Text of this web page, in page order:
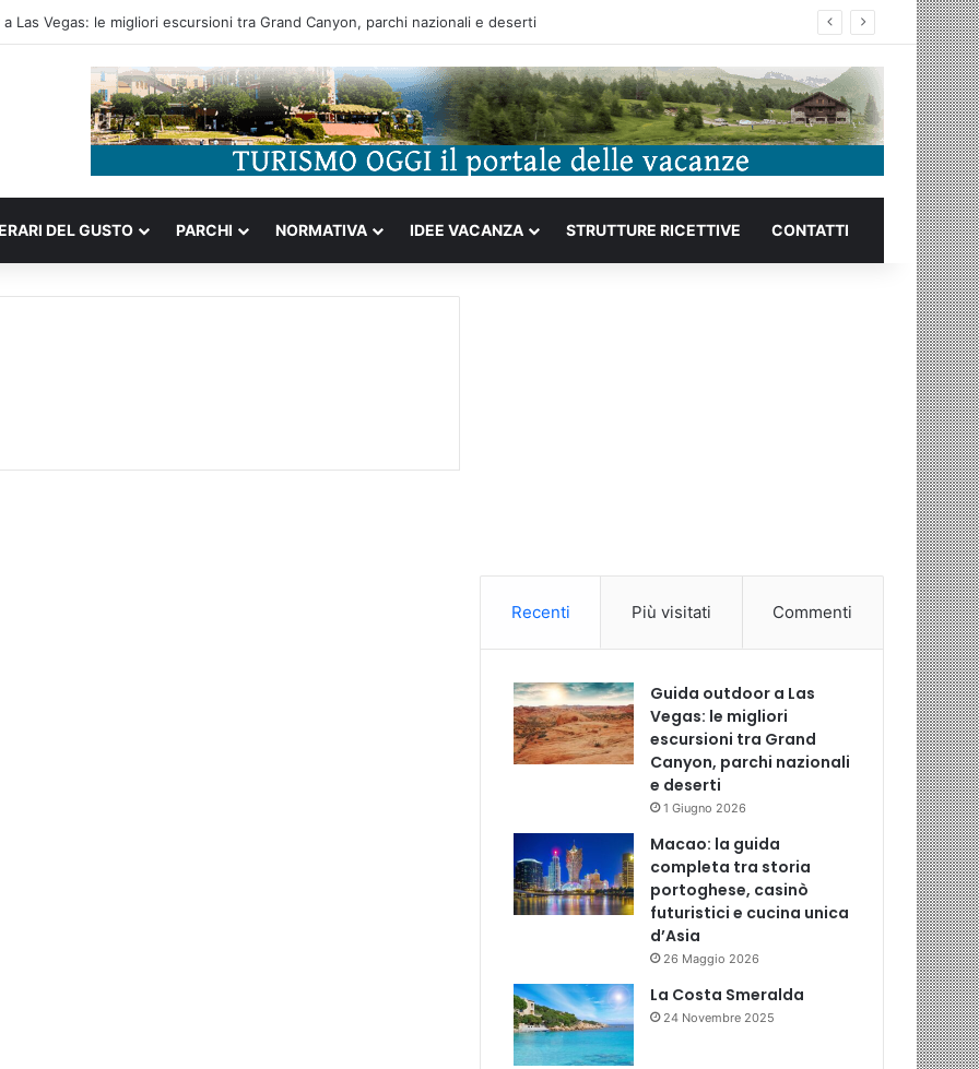
completa tra storia portoghese, casinò futuristici e cucina unica d’Asia
DEL GUSTO PARCHI NORMATIVA IDEE VACANZA STRUTTURE RICETTIVE CONTATTI
Recenti Più visitati Commenti
Guida outdoor a Las
Vegas: le migliori
escursioni tra Grand
Canyon, parchi nazionali
e deserti
1 Giugno 2026
Macao: la guida
completa tra storia
portoghese, casinò
futuristici e cucina unica
d’Asia
26 Maggio 2026
La Costa Smeralda
24 Novembre 2025